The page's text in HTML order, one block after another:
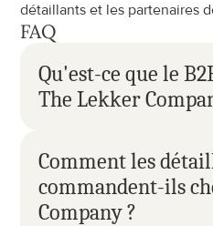
détaillants et les partenaires
FAQ
Qu'est-ce que le
The Lekker
Comment les
commandent-ils
Company ?